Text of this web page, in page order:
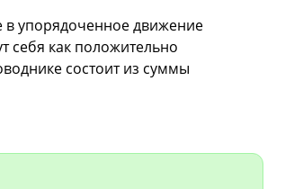
упорядоченное движение
себя как положительно
состоит из суммы